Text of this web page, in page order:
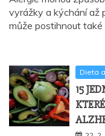
vyrážky a kýchání až
může postihnout také
Dieta
15